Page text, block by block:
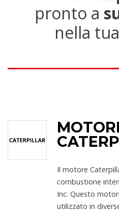
pronto a
nella
Il motore
combustione
Inc. Questo
utilizzato in